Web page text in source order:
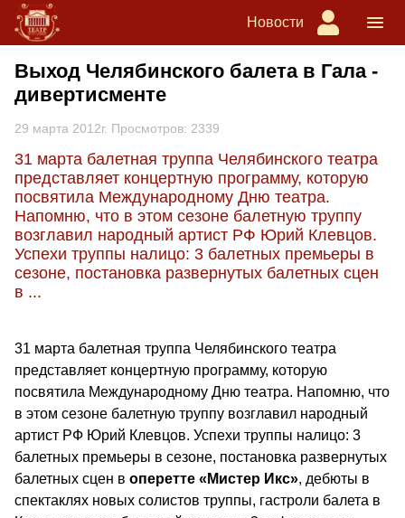
Новости
Выход Челябинского балета в Гала -
дивертисменте
29 марта 2012г. Просмотров: 2339
31 марта балетная труппа Челябинского театра
представляет концертную программу, которую
посвятила Международному Дню театра.
Напомню, что в этом сезоне балетную труппу
возглавил народный артист РФ Юрий Клевцов.
Успехи труппы налицо: 3 балетных премьеры в
сезоне, постановка развернутых балетных сцен
в ...
31 марта балетная труппа Челябинского театра
представляет концертную программу, которую
посвятила Международному Дню театра. Напомню, что
в этом сезоне балетную труппу возглавил народный
артист РФ Юрий Клевцов. Успехи труппы налицо: 3
балетных премьеры в сезоне, постановка развернутых
балетных сцен в оперетте «Мистер Икс», дебюты в
спектаклях новых солистов труппы, гастроли балета в